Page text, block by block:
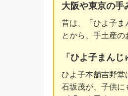
大阪や東京の手
昔は、「ひよ子ま
とから、手土産の
「ひよ子まん
ひよ子本舗吉野
石坂茂が、子供に